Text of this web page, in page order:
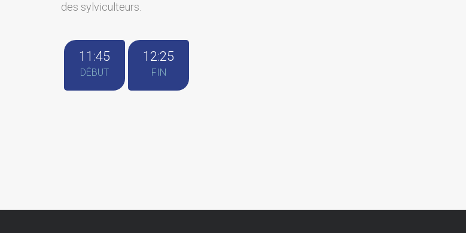
des sylviculteurs.
11:45
DÉBUT
12:25
FIN